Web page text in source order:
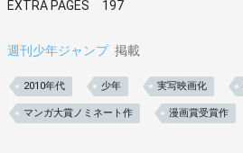
EXTRA PAGES 197
週刊少年ジャンプ 掲載
2010年代 少年 実写映画化
マンガ大賞ノミネート作 漫画賞受賞作